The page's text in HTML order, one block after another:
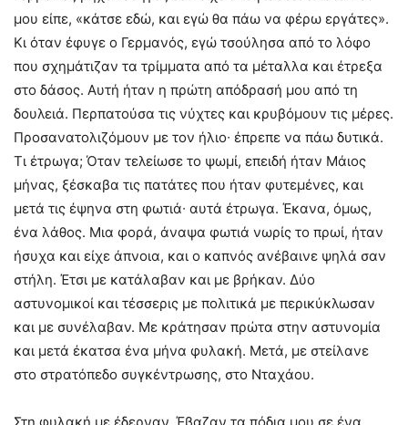
μου είπε, «κάτσε εδώ, και εγώ θα πάω να φέρω εργάτες».
Κι όταν έφυγε ο Γερμανός, εγώ τσούλησα από το λόφο
που σχημάτιζαν τα τρίμματα από τα μέταλλα και έτρεξα
στο δάσος. Αυτή ήταν η πρώτη απόδρασή μου από τη
δουλειά. Περπατούσα τις νύχτες και κρυβόμουν τις μέρες.
Προσανατολιζόμουν με τον ήλιο∙ έπρεπε να πάω δυτικά.
Τι έτρωγα; Όταν τελείωσε το ψωμί, επειδή ήταν Μάιος
μήνας, ξέσκαβα τις πατάτες που ήταν φυτεμένες, και
μετά τις έψηνα στη φωτιά∙ αυτά έτρωγα. Έκανα, όμως,
ένα λάθος. Μια φορά, άναψα φωτιά νωρίς το πρωί, ήταν
ήσυχα και είχε άπνοια, και ο καπνός ανέβαινε ψηλά σαν
στήλη. Έτσι με κατάλαβαν και με βρήκαν. Δύο
αστυνομικοί και τέσσερις με πολιτικά με περικύκλωσαν
και με συνέλαβαν. Με κράτησαν πρώτα στην αστυνομία
και μετά έκατσα ένα μήνα φυλακή. Μετά, με στείλανε
στο στρατόπεδο συγκέντρωσης, στο Νταχάου.